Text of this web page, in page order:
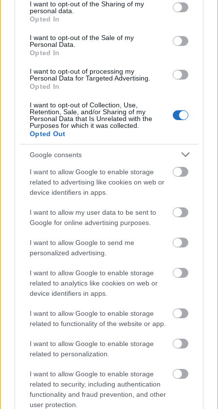
not limited to your visit or usage behaviour. You may click to
grant or deny consent to Google and its third-party tags to
use your data for below specified purposes in below Google
consent section.
I want to opt-out of the Sharing of my
personal data.
Opted In
I want to opt-out of the Sale of my
Personal Data.
Opted In
I want to opt-out of processing my
Personal Data for Targeted Advertising.
Opted In
I want to opt-out of Collection, Use,
Retention, Sale, and/or Sharing of my
Personal Data that Is Unrelated with the
Purposes for which it was collected.
Opted Out
Google consents
I want to allow Google to enable storage
related to advertising like cookies on web or
device identifiers in apps.
I want to allow my user data to be sent to
Google for online advertising purposes.
I want to allow Google to send me
personalized advertising.
I want to allow Google to enable storage
related to analytics like cookies on web or
device identifiers in apps.
I want to allow Google to enable storage
related to functionality of the website or app.
I want to allow Google to enable storage
related to personalization.
I want to allow Google to enable storage
related to security, including authentication
functionality and fraud prevention, and other
user protection.
műemlékfelújítás műemlék restaurálás
Történelmi táj, amelynek minden köve mesél –
A projekt részeként megújulnak a területen található
Várkanyarban álló Nepomuki Szent János híd és szobor is.
Bicske Kelet csomópont építése
Új gyalogosátkelők és jelzőlámpás
csomópont épül Angyalföldön
Másfélszeresére bővítik
Hódmezővásárhely jó hírű református
iskoláját